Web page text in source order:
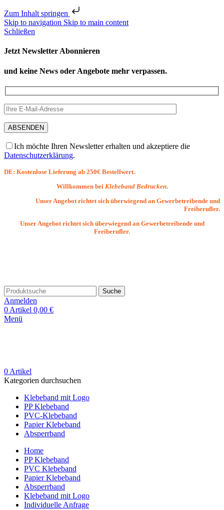
Zum Inhalt springen
Skip to navigation Skip to main content
Schließen
Jetzt Newsletter Abonnieren
und keine News oder Angebote mehr verpassen.
Ich möchte Ihren Newsletter erhalten und akzeptiere die
Datenschutzerklärung.
DE: Kostenlose Lieferung ab 250€ Bestellwert.
Willkommen bei Klebeband Bedrucken.
Unser Angebot richtet sich überwiegend an Gewerbetreibende und
Freiberufler.
Unser Angebot richtet sich überwiegend an Gewerbetreibende und
Freiberufler.
Suche
Anmelden
0 Artikel 0,00 €
Menü
0 Artikel
Kategorien durchsuchen
Klebeband mit Logo
PP Klebeband
PVC-Klebeband
Papier Klebeband
Absperrband
Home
PP Klebeband
PVC Klebeband
Papier Klebeband
Absperrband
Klebeband mit Logo
Individuelle Anfrage